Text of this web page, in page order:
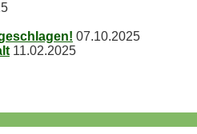
07.10.2025
11.02.2025